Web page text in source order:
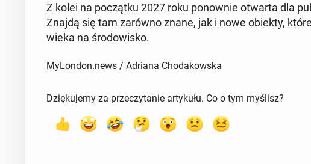
Z kolei na po­cząt­ku 2027 roku po­now­nie otwarta dla
Znajdą się tam zarówno znane, jak i nowe obiekty,
wie­ka na śro­do­wi­sko.
MyLondon.news / Adriana Chodakowska
Dziękujemy za przeczytanie artykułu. Co o tym myślisz?